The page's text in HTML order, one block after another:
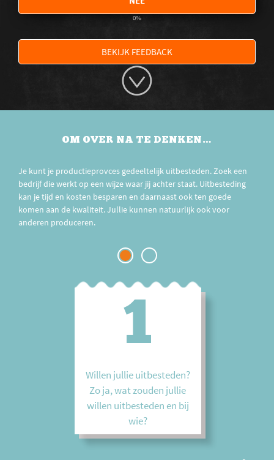
0%
BEKIJK FEEDBACK
OM OVER NA TE DENKEN…
Je kunt je productieprovces gedeeltelijk uitbesteden. Zoek een
bedrijf die werkt op een wijze waar jij achter staat. Uitbesteding
kan je tijd en kosten besparen en daarnaast ook ten goede
komen aan de kwaliteit. Jullie kunnen natuurlijk ook voor
anderen produceren.
1
Willen jullie uitbesteden?
Zo ja, wat zouden jullie
willen uitbesteden en bij
wie?
2
Zou je voor een ander
willen produceren? Zo ja,
wat en hoe laat je dit je
collega-slagers weten?